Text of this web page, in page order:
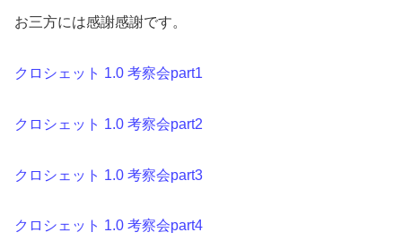
お三方には感謝感謝です。
クロシェット 1.0 考察会part1
クロシェット 1.0 考察会part2
クロシェット 1.0 考察会part3
クロシェット 1.0 考察会part4